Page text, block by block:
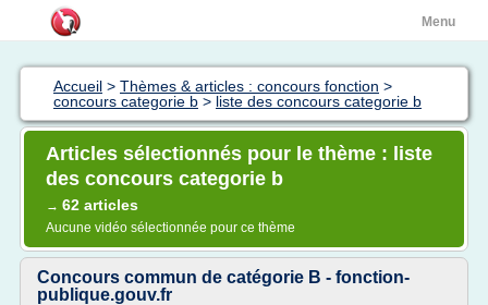
Menu
Accueil > Thèmes & articles : concours fonction >
concours categorie b > liste des concours categorie b
Articles sélectionnés pour le thème : liste
des concours categorie b
→ 62 articles
Aucune vidéo sélectionnée pour ce thème
Concours commun de catégorie B - fonction-
publique.gouv.fr